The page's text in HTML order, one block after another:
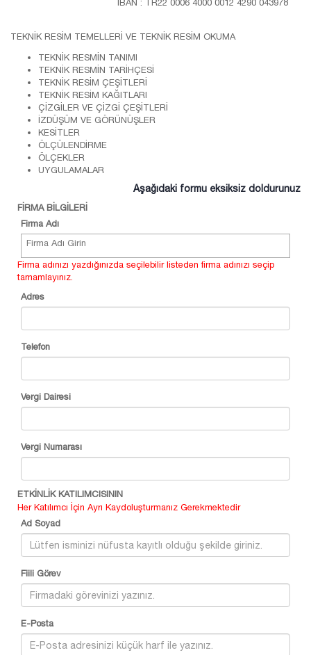
IBAN : TR22 0006 4000 0012 4290 043978
TEKNİK RESİM TEMELLERİ VE TEKNİK RESİM OKUMA
TEKNİK RESMİN TANIMI
TEKNİK RESMİN TARİHÇESİ
TEKNİK RESİM ÇEŞİTLERİ
TEKNİK RESİM KAĞITLARI
ÇİZGİLER VE ÇİZGİ ÇEŞİTLERİ
İZDÜŞÜM VE GÖRÜNÜŞLER
KESİTLER
ÖLÇÜLENDİRME
ÖLÇEKLER
UYGULAMALAR
Aşağıdaki formu eksiksiz doldurunuz
FİRMA BİLGİLERİ
Firma Adı
Firma adınızı yazdığınızda seçilebilir listeden firma adınızı seçip
tamamlayınız.
Adres
Telefon
Vergi Dairesi
Vergi Numarası
ETKİNLİK KATILIMCISININ
Her Katılımcı İçin Ayrı Kaydoluşturmanız Gerekmektedir
Ad Soyad
Fiili Görev
E-Posta